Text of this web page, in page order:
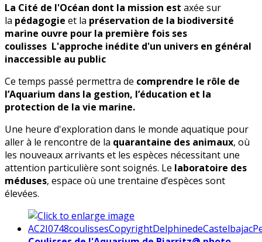
La Cité de l'Océan dont la mission est axée sur
la pédagogie et la préservation de la biodiversité
marine ouvre pour la première fois ses
coulisses L'approche inédite d'un univers en général
inaccessible au public
Ce temps passé permettra de comprendre le rôle de
l’Aquarium dans la gestion, l’éducation et la
protection de la vie marine.
Une heure d'exploration dans le monde aquatique pour
aller à le rencontre de la quarantaine des animaux, où
les nouveaux arrivants et les espèces nécessitant une
attention particulière sont soignés. Le laboratoire des
méduses, espace où une trentaine d’espèces sont
élevées.